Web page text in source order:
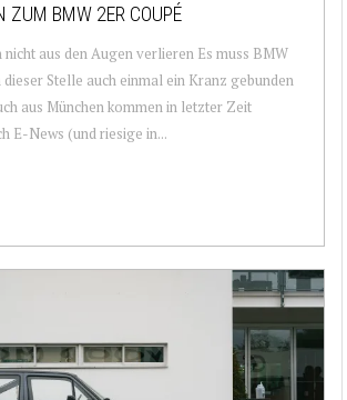
ZUM BMW 2ER COUPÉ
nicht aus den Augen verlieren Es muss BMW
dieser Stelle auch einmal ein Kranz gebunden
aus München kommen in letzter Zeit
E-News (und riesige in...